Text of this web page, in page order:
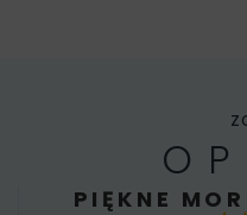
PIĘKNE